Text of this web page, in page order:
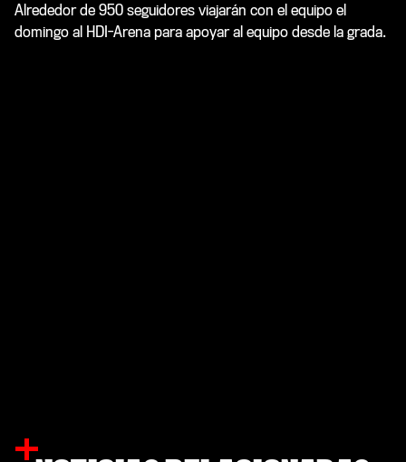
Alrededor de 950 seguidores viajarán con el equipo el
domingo al HDI-Arena para apoyar al equipo desde la grada.